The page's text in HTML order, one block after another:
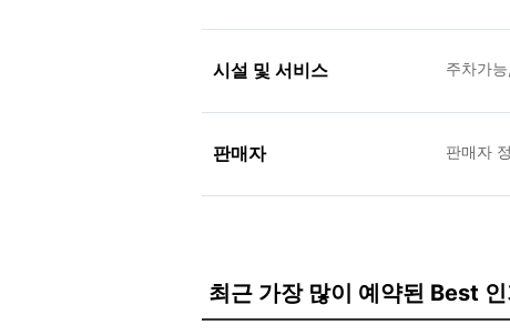
시설 및 서비스 주차가
판매자 판매자
최근 가장 많이 예약된 Best